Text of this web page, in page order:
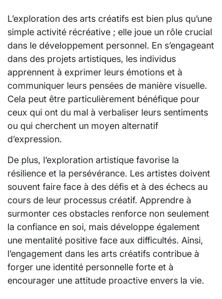
L’exploration des arts créatifs est bien plus qu’une
simple activité récréative ; elle joue un rôle crucial
dans le développement personnel. En s’engageant
dans des projets artistiques, les individus
apprennent à exprimer leurs émotions et à
communiquer leurs pensées de manière visuelle.
Cela peut être particulièrement bénéfique pour
ceux qui ont du mal à verbaliser leurs sentiments
ou qui cherchent un moyen alternatif
d’expression.
De plus, l’exploration artistique favorise la
résilience et la persévérance. Les artistes doivent
souvent faire face à des défis et à des échecs au
cours de leur processus créatif. Apprendre à
surmonter ces obstacles renforce non seulement
la confiance en soi, mais développe également
une mentalité positive face aux difficultés. Ainsi,
l’engagement dans les arts créatifs contribue à
forger une identité personnelle forte et à
encourager une attitude proactive envers la vie.